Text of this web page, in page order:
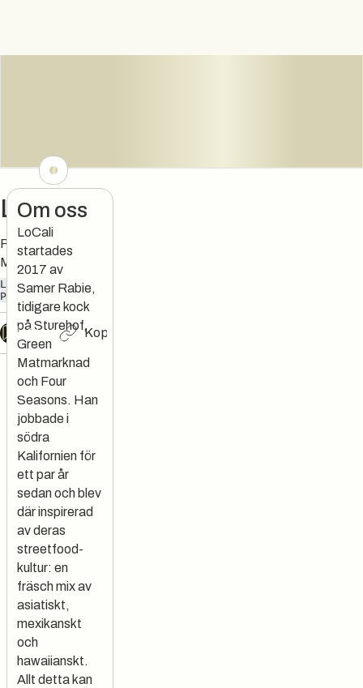
LoCali
Poké Bowls And
More
LUNCHCATERING
POKÉ BOWL
Chat Kopiera länk
Om oss
LoCali
startades
2017 av
Samer Rabie,
tidigare kock
på Sturehof,
Green
Matmarknad
och Four
Seasons. Han
jobbade i
södra
Kalifornien för
ett par år
sedan och blev
där inspirerad
av deras
streetfood-
kultur: en
fräsch mix av
asiatiskt,
mexikanskt
och
hawaiianskt.
Allt detta kan